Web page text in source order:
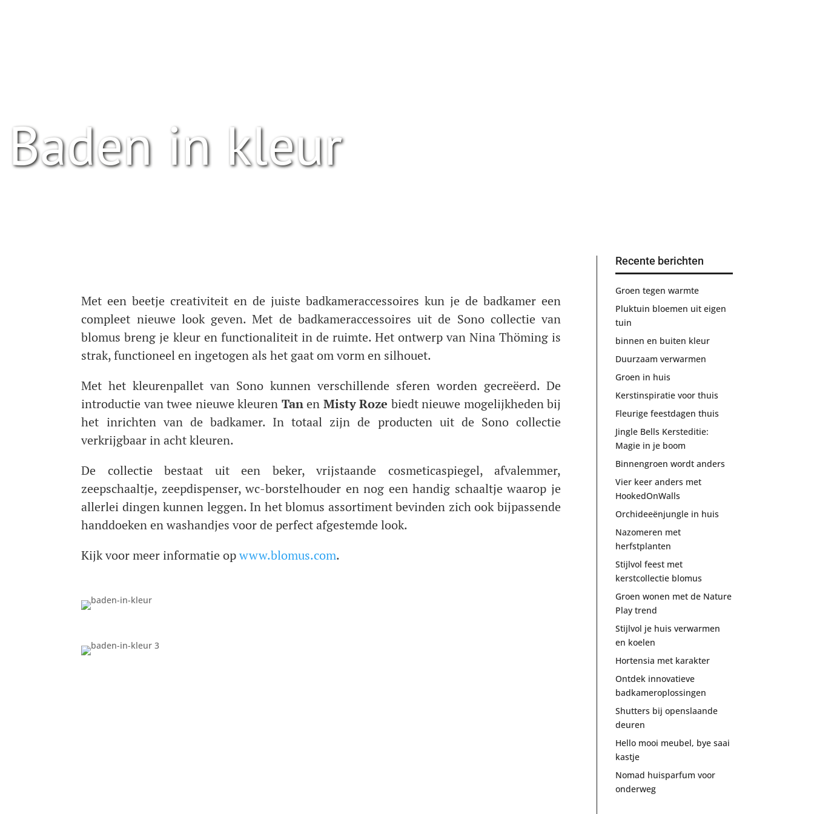
Baden in kleur
Met een beetje creativiteit en de juiste badkameraccessoires kun je de badkamer een
compleet nieuwe look geven. Met de badkameraccessoires uit de Sono collectie van
blomus breng je kleur en functionaliteit in de ruimte. Het ontwerp van Nina Thöming is
strak, functioneel en ingetogen als het gaat om vorm en silhouet.
Met het kleurenpallet van Sono kunnen verschillende sferen worden gecreëerd. De
introductie van twee nieuwe kleuren Tanen Misty Roze biedt nieuwe mogelijkheden bij
het inrichten van de badkamer. In totaal zijn de producten uit de Sono collectie
verkrijgbaar in acht kleuren.
De collectie bestaat uit een beker, vrijstaande cosmeticaspiegel, afvalemmer,
zeepschaaltje, zeepdispenser, wc-borstelhouder en nog een handig schaaltje waarop je
allerlei dingen kunnen leggen. In het blomus assortiment bevinden zich ook bijpassende
handdoeken en washandjes voor de perfect afgestemde look.
Kijk voor meer informatie opwww.blomus.com.
Recente berichten
Groen tegen warmte
Pluktuin bloemen uit eigen
tuin
binnen en buiten kleur
Duurzaam verwarmen
Groen in huis
Kerstinspiratie voor thuis
Fleurige feestdagen thuis
Jingle Bells Kersteditie:
Magie in je boom
Binnengroen wordt anders
Vier keer anders met
HookedOnWalls
Orchideeënjungle in huis
Nazomeren met
herfstplanten
Stijlvol feest met
kerstcollectie blomus
Groen wonen met de Nature
Play trend
Stijlvol je huis verwarmen
en koelen
Hortensia met karakter
Ontdek innovatieve
badkameroplossingen
Shutters bij openslaande
deuren
Hello mooi meubel, bye saai
kastje
Nomad huisparfum voor
onderweg